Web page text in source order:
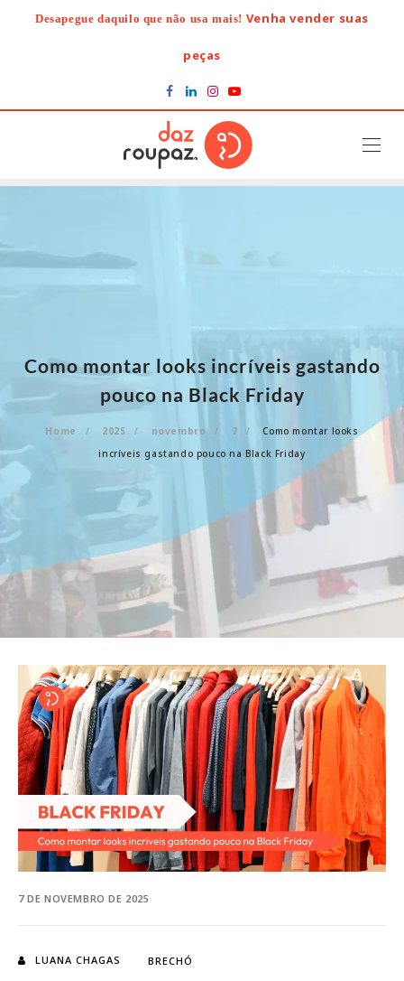
Desapegue daquilo que não usa mais! Venha vender suas
peças
Como montar looks incríveis gastando
pouco na Black Friday
Home 2025 novembro 7
Como montar looks
incríveis gastando pouco na Black Friday
7 DE NOVEMBRO DE 2025
LUANA CHAGAS BRECHÓ